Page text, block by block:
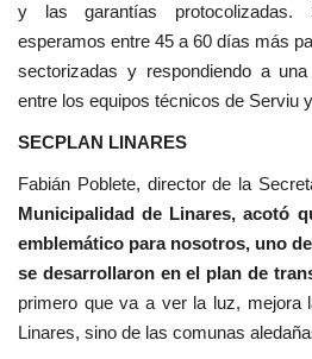
y las garantías
esperamos entre 45 a 60 días más
sectorizadas y respondiendo a
entre los equipos técnicos de Serviu
SECPLAN LINARES
Fabián Poblete, director de la
Municipalidad de Linares, acotó
emblemático para nosotros, uno
se desarrollaron en el plan de
primero que va a ver la luz, mejora
Linares, sino de las comunas